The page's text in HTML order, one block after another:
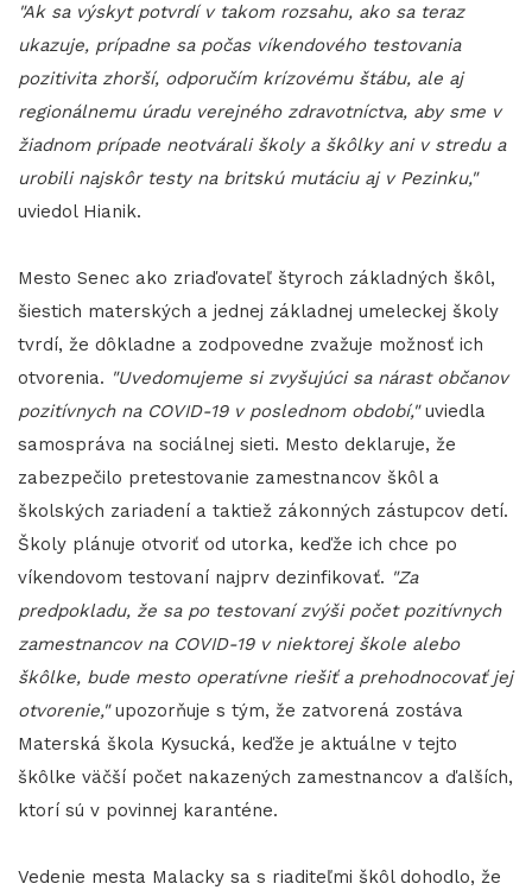
"Ak sa výskyt potvrdí v takom rozsahu, ako sa teraz
ukazuje, prípadne sa počas víkendového testovania
pozitivita zhorší, odporučím krízovému štábu, ale aj
regionálnemu úradu verejného zdravotníctva, aby sme v
žiadnom prípade neotvárali školy a škôlky ani v stredu a
urobili najskôr testy na britskú mutáciu aj v Pezinku,"
uviedol Hianik.
Mesto Senec ako zriaďovateľ štyroch základných škôl,
šiestich materských a jednej základnej umeleckej školy
tvrdí, že dôkladne a zodpovedne zvažuje možnosť ich
otvorenia. "Uvedomujeme si zvyšujúci sa nárast občanov
pozitívnych na COVID-19 v poslednom období,"uviedla
samospráva na sociálnej sieti. Mesto deklaruje, že
zabezpečilo pretestovanie zamestnancov škôl a
školských zariadení a taktiež zákonných zástupcov detí.
Školy plánuje otvoriť od utorka, keďže ich chce po
víkendovom testovaní najprv dezinfikovať. "Za
predpokladu, že sa po testovaní zvýši počet pozitívnych
zamestnancov na COVID-19 v niektorej škole alebo
škôlke, bude mesto operatívne riešiť a prehodnocovať jej
otvorenie,"upozorňuje s tým, že zatvorená zostáva
Materská škola Kysucká, keďže je aktuálne v tejto
škôlke väčší počet nakazených zamestnancov a ďalších,
ktorí sú v povinnej karanténe.
Vedenie mesta Malacky sa s riaditeľmi škôl dohodlo, že